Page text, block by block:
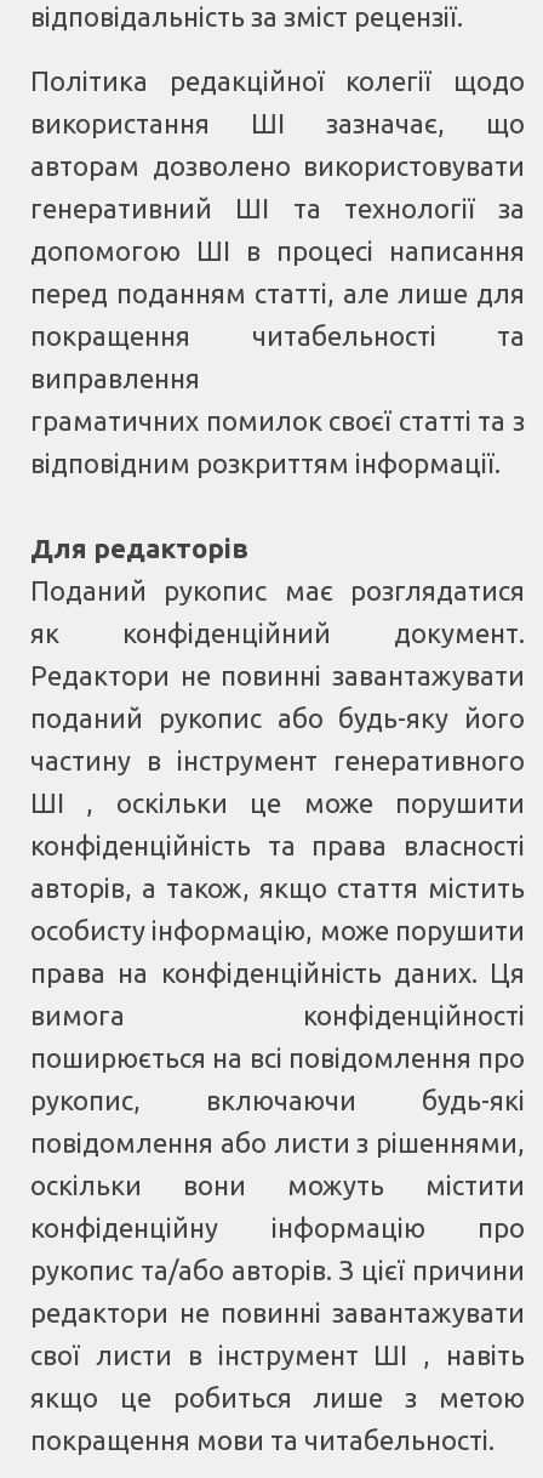
відповідальність за зміст рецензії.
Політика редакційної колегії щодо
використання ШІ зазначає, що
авторам дозволено використовувати
генеративний ШІ та технології за
допомогою ШІ в процесі написання
перед поданням статті, але лише для
покращення читабельності та
виправлення
граматичних помилок своєї статті та з
відповідним розкриттям інформації.
Для редакторів
Поданий рукопис має розглядатися
як конфіденційний документ.
Редактори не повинні завантажувати
поданий рукопис або будь-яку його
частину в інструмент генеративного
ШІ , оскільки це може порушити
конфіденційність та права власності
авторів, а також, якщо стаття містить
особисту інформацію, може порушити
права на конфіденційність даних. Ця
вимога конфіденційності
поширюється на всі повідомлення про
рукопис, включаючи будь-які
повідомлення або листи з рішеннями,
оскільки вони можуть містити
конфіденційну інформацію про
рукопис та/або авторів. З цієї причини
редактори не повинні завантажувати
свої листи в інструмент ШІ , навіть
якщо це робиться лише з метою
покращення мови та читабельності.